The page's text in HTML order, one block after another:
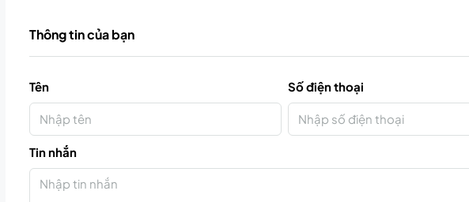
Thông tin của bạn
Tên Số điện thoại
Tin nhắn